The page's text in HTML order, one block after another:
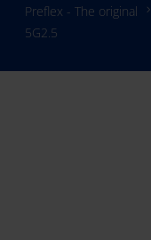
Preflex - The original
5G2.5